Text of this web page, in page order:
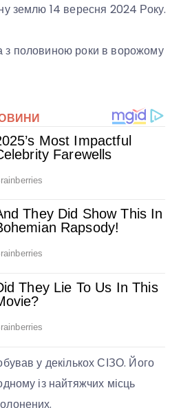
землю 14 вересня 2024 Року.
половиною роки в ворожому
у декількох СІЗО. Його
із найтяжчих місць